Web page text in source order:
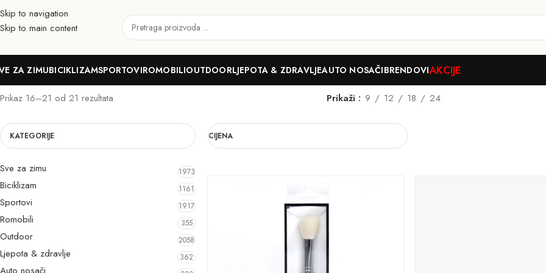
Skip to navigation
Skip to main content
ZA ZIMUBICIKLIZAMSPORTOVIROMOBILIOUTDOORLJEPOTA & ZDRAVLJEAUTO NOSAČIBRENDOVIAKCIJE
Makeup četkice
Prikaz 16–21 od 21 rezultata Prikaži 9 12 18 24
KATEGORIJE
Sve za zimu 1973
Biciklizam 1161
Sportovi 1917
Romobili 355
Outdoor 2058
Ljepota & zdravlje 362
CIJENA